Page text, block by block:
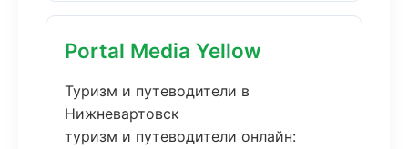
Portal Media Yellow
Туризм и путеводители в
Нижневартовск
туризм и путеводители онлайн: